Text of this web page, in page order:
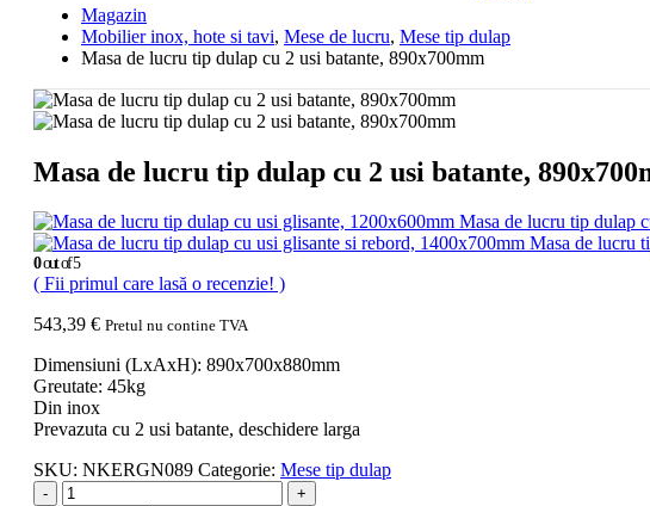
Magazin
Mobilier inox, hote si tavi, Mese de lucru, Mese tip dulap
Masa de lucru tip dulap cu 2 usi batante, 890x700mm
Masa de lucru tip dulap cu 2 usi batante,
Masa de lucru tip dulap
Masa de lucru
0out of 5
( Fii primul care lasă o recenzie! )
543,39 € Pretul nu contine TVA
Dimensiuni (LxAxH): 890x700x880mm
Greutate: 45kg
Din inox
Prevazuta cu 2 usi batante, deschidere larga
SKU: NKERGN089 Categorie: Mese tip dulap
-
+